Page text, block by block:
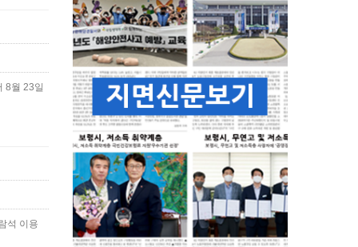
8월 23일
석 이용